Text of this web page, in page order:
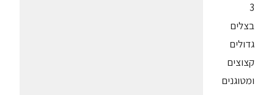
3
בצלים
גדולים
קצוצים
ומטוגנים